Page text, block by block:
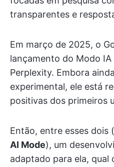
transparentes e
Em março de 2025, o
lançamento do Modo
Perplexity. Embora
experimental, ele está
positivas dos primeiros
Então, entre esses dois (
AI Mode), um
adaptado para ela, qual